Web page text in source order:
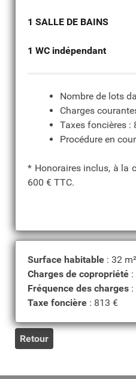
1 SALLE DE BAINS
1 WC indépendant
Nombre de lots
Charges
Taxes foncières :
Procédure en
* Honoraires inclus, à la
600 € TTC.
Surface habitable : 32 m²
Charges de copropriété
Fréquence des charges
Taxe foncière : 813 €
Retour